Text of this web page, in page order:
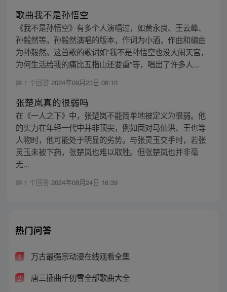
歌曲我不是孙悟空
《我不是孙悟空》有多个人演唱过，如黄永良、王云峰、
孙毅然等。孙毅然演唱的版本，作词为小酒，作曲和编曲
为孙毅然。这首歌的歌词如“我不是孙悟空也没大闹天宫，
为何生活给我的痛比五指山还要重”等，唱出了许多人...
1 个回答 2024年09月23日 08:10
张楚岚真的很弱吗
在《一人之下》中，张楚岚不能简单地被定义为很弱。他
的实力在年轻一代中并非顶尖，例如面对马仙洪、王也等
人物时，他可能处于明显的劣势。与张灵玉交手时，若张
灵玉未被下药，张楚岚也难以取胜。但张楚岚也并非毫
无...
1 个回答 2024年08月24日 16:39
热门问答
1 万古最强宗动漫在线观看全集
2 唐三插曲千仞雪全部歌曲大全